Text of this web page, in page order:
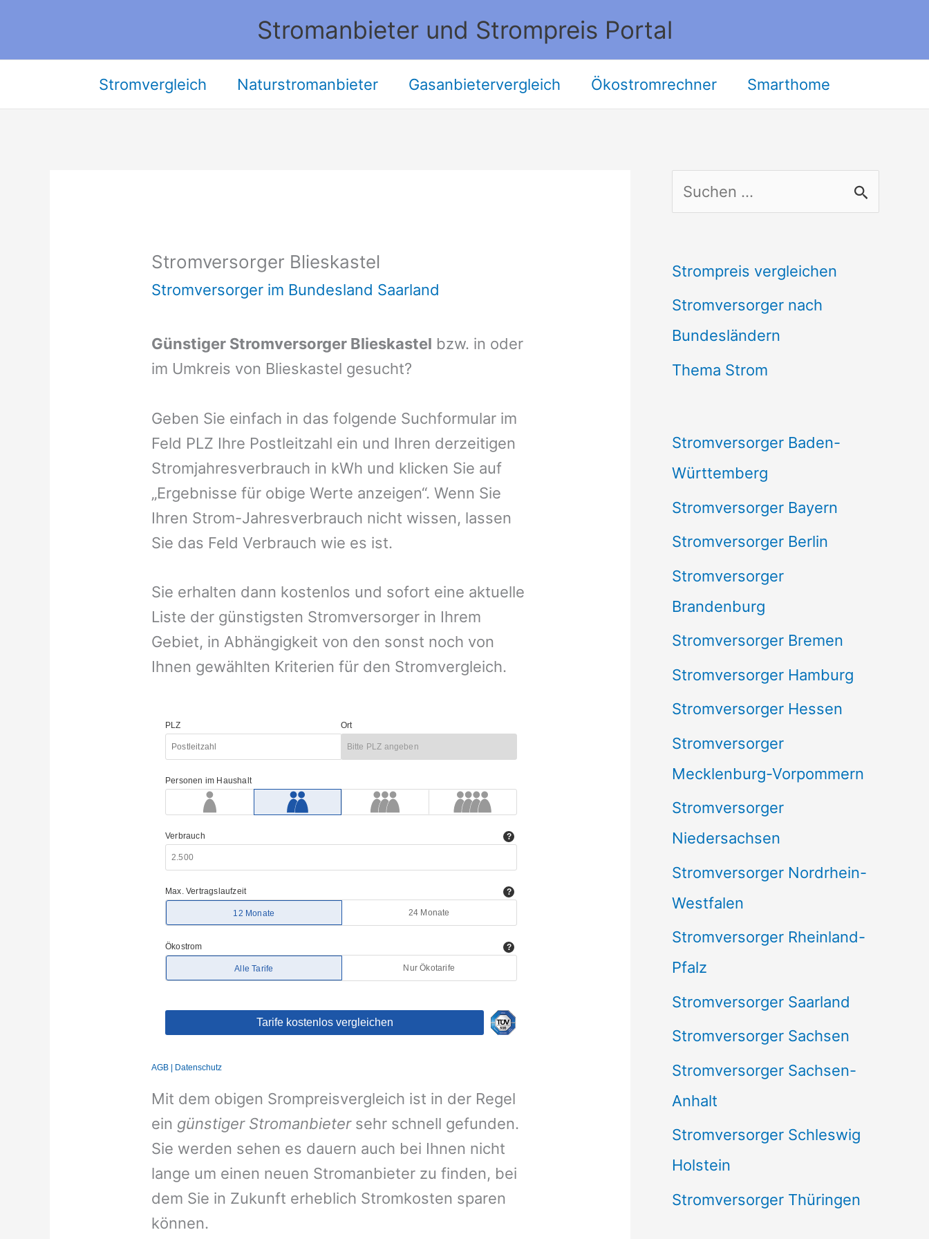
springen
Stromanbieter und Strompreis Portal
Stromvergleich Naturstromanbieter Gasanbietervergleich Ökostromrechner Smarthome
Stromversorger Blieskastel
Stromversorger im Bundesland Saarland
Günstiger Stromversorger Blieskastel bzw. in oder
im Umkreis von Blieskastel gesucht?
Geben Sie einfach in das folgende Suchformular im
Feld PLZ Ihre Postleitzahl ein und Ihren derzeitigen
Stromjahresverbrauch in kWh und klicken Sie auf
„Ergebnisse für obige Werte anzeigen“. Wenn Sie
Ihren Strom-Jahresverbrauch nicht wissen, lassen
Sie das Feld Verbrauch wie es ist.
Sie erhalten dann kostenlos und sofort eine aktuelle
Liste der günstigsten Stromversorger in Ihrem
Gebiet, in Abhängigkeit von den sonst noch von
Ihnen gewählten Kriterien für den Stromvergleich.
Mit dem obigen Srompreisvergleich ist in der Regel
ein günstiger Stromanbietersehr schnell gefunden.
Sie werden sehen es dauern auch bei Ihnen nicht
lange um einen neuen Stromanbieter zu finden, bei
dem Sie in Zukunft erheblich Stromkosten sparen
können.
u
h
e
n
n
Strompreis vergleichen
Stromversorger nach
Bundesländern
Thema Strom
Stromversorger Baden-
Württemberg
Stromversorger Bayern
Stromversorger Berlin
Stromversorger
Brandenburg
Stromversorger Bremen
Stromversorger Hamburg
Stromversorger Hessen
Stromversorger
Mecklenburg-Vorpommern
Stromversorger
Niedersachsen
Stromversorger Nordrhein-
Westfalen
Stromversorger Rheinland-
Pfalz
Stromversorger Saarland
Stromversorger Sachsen
Stromversorger Sachsen-
Anhalt
Stromversorger Schleswig
Holstein
Stromversorger Thüringen